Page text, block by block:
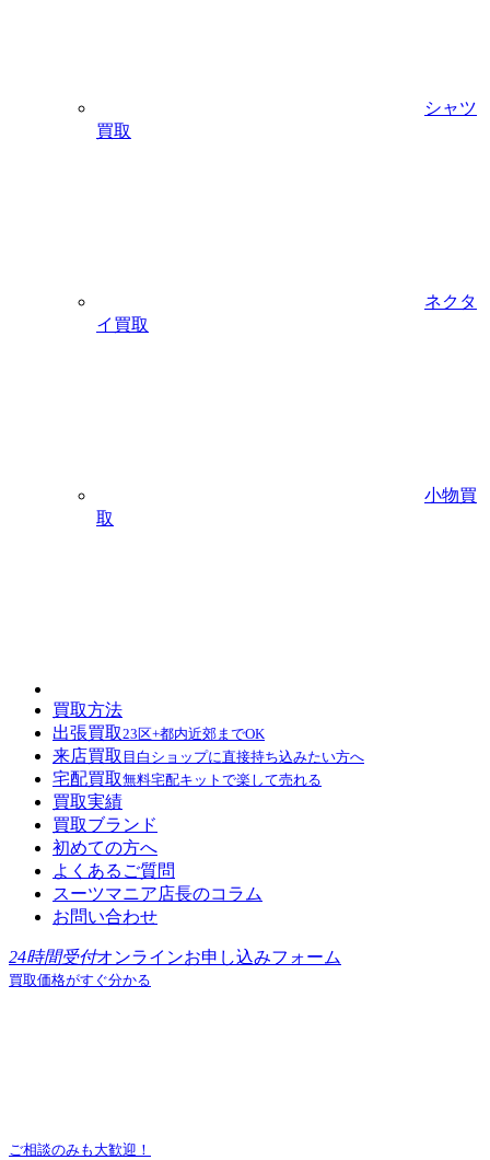
シャツ
買取
ネクタ
イ買取
小物買
取
買取方法
出張買取23区+都内近郊までOK
来店買取 目白ショップに直接持ち込みたい方へ
宅配買取無料宅配キットで楽して売れる
買取実績
買取ブランド
初めての方へ
よくあるご質問
スーツマニア店長のコラム
お問い合わせ
24時間受付オンラインお申し込みフォーム
買取価格がすぐ分かる
ご相談のみも大歓迎！